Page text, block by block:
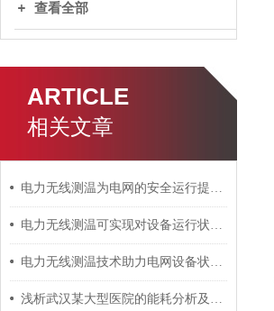
查看全部
ARTICLE
相关文章
电力无线测温为电网的安全运行提供了有力保障
电力无线测温可实现对设备运行状态的远程监控
电力无线测温技术助力电网设备状态监测
浅析武汉某大型医院的能耗分析及节能管理措施研究